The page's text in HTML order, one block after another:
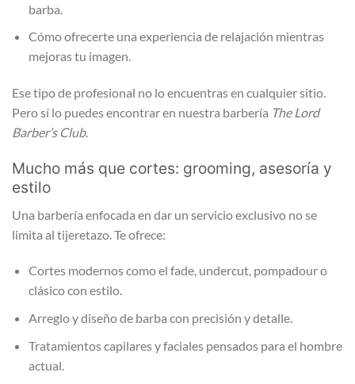
barba.
Cómo ofrecerte una experiencia de relajación mientras
mejoras tu imagen.
Ese tipo de profesional no lo encuentras en cualquier sitio.
Pero sí lo puedes encontrar en nuestra barbería The Lord
Barber’s Club.
Mucho más que cortes: grooming, asesoría y
estilo
Una barbería enfocada en dar un servicio exclusivo no se
limita al tijeretazo. Te ofrece:
Cortes modernos como el fade, undercut, pompadour o
clásico con estilo.
Arreglo y diseño de barba con precisión y detalle.
Tratamientos capilares y faciales pensados para el hombre
actual.